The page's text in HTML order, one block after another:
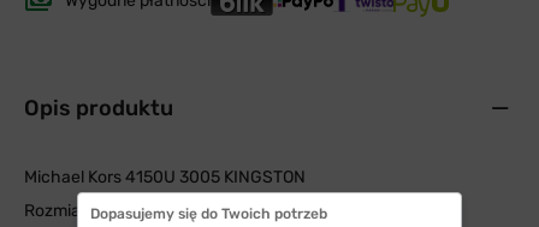
Opis produktu
Michael Kors 4150U 3005 KINGSTON
Rozmiar: 54Dopasujemy się do Twoich potrzeb